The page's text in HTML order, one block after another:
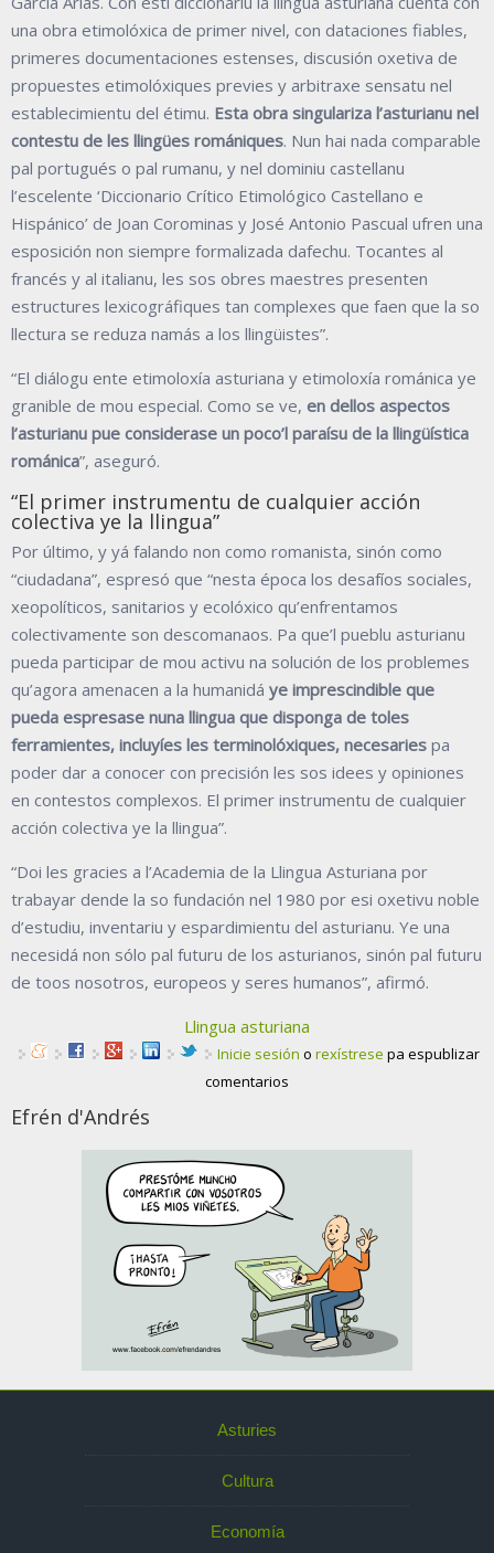
una obra etimolóxica de primer nivel, con dataciones fiables,
primeres documentaciones estenses, discusión oxetiva de
propuestes etimolóxiques previes y arbitraxe sensatu nel
establecimientu del étimu. Esta obra singulariza l’asturianu nel
contestu de les llingües romániques. Nun hai nada comparable
pal portugués o pal rumanu, y nel dominiu castellanu
l’escelente ‘Diccionario Crítico Etimológico Castellano e
Hispánico’ de Joan Corominas y José Antonio Pascual ufren una
esposición non siempre formalizada dafechu. Tocantes al
francés y al italianu, les sos obres maestres presenten
estructures lexicográfiques tan complexes que faen que la so
llectura se reduza namás a los llingüistes”.
“El diálogu ente etimoloxía asturiana y etimoloxía románica ye
granible de mou especial. Como se ve, en dellos aspectos
l’asturianu pue considerase un poco’l paraísu de la llingüística
románica”, aseguró.
“El primer instrumentu de cualquier acción
colectiva ye la llingua”
Por último, y yá falando non como romanista, sinón como
“ciudadana”, espresó que “nesta época los desafíos sociales,
xeopolíticos, sanitarios y ecolóxico qu’enfrentamos
colectivamente son descomanaos. Pa que’l pueblu asturianu
pueda participar de mou activu na solución de los problemes
qu’agora amenacen a la humanidá ye imprescindible que
pueda espresase nuna llingua que disponga de toles
ferramientes, incluyíes les terminolóxiques, necesaries pa
poder dar a conocer con precisión les sos idees y opiniones
en contestos complexos. El primer instrumentu de cualquier
acción colectiva ye la llingua”.
“Doi les gracies a l’Academia de la Llingua Asturiana por
trabayar dende la so fundación nel 1980 por esi oxetivu noble
d’estudiu, inventariu y espardimientu del asturianu. Ye una
necesidá non sólo pal futuru de los asturianos, sinón pal futuru
de toos nosotros, europeos y seres humanos”, afirmó.
Llingua asturiana
Inicie sesión o rexístrese pa espublizar
comentarios
Efrén d'Andrés
Asturies
Cultura
Economía